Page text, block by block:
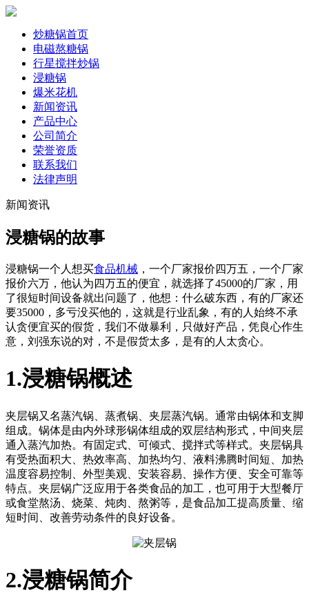
炒糖锅首页
电磁熬糖锅
行星搅拌炒锅
浸糖锅
爆米花机
新闻资讯
产品中心
公司简介
荣誉资质
联系我们
法律声明
新闻资讯
浸糖锅的故事
浸糖锅一个人想买食品机械 ，一个厂家报价四万五，一个厂家
报价六万，他认为四万五的便宜，就选择了45000的厂家，用
了很短时间设备就出问题了，他想：什么破东西，有的厂家还
要35000，多亏没买他的，这就是行业乱象，有的人始终不承
认贪便宜买的假货，我们不做暴利，只做好产品，凭良心作生
意，刘强东说的对，不是假货太多，是有的人太贪心。
1.浸糖锅概述
夹层锅又名蒸汽锅、蒸煮锅、夹层蒸汽锅。通常由锅体和支脚
组成。锅体是由内外球形锅体组成的双层结构形式，中间夹层
通入蒸汽加热。有固定式、可倾式、搅拌式等样式。夹层锅具
有受热面积大、热效率高、加热均匀、液料沸腾时间短、加热
温度容易控制、外型美观、安装容易、操作方便、安全可靠等
特点。夹层锅广泛应用于各类食品的加工，也可用于大型餐厅
或食堂熬汤、烧菜、炖肉、熬粥等，是食品加工提高质量、缩
短时间、改善劳动条件的良好设备。
2.浸糖锅简介